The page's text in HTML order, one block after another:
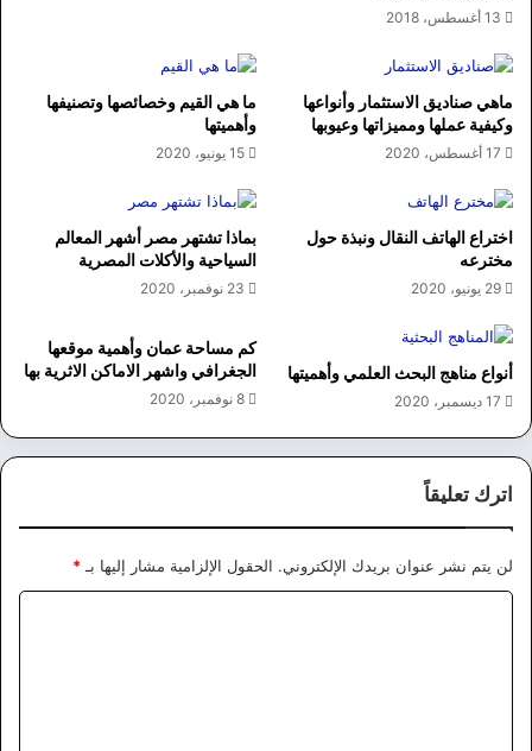
13 أغسطس، 2018
ماهي صناديق الاستثمار وأنواعها
وكيفية عملها ومميزاتها وعيوبها
17 أغسطس، 2020
ما هي القيم وخصائصها وتصنيفها
وأهميتها
15 يونيو، 2020
اختراع الهاتف النقال ونبذة حول
مخترعه
29 يونيو، 2020
بماذا تشتهر مصر أشهر المعالم
السياحية والأكلات المصرية
23 نوفمبر، 2020
أنواع مناهج البحث العلمي وأهميتها
17 ديسمبر، 2020
كم مساحة عمان وأهمية موقعها
الجغرافي واشهر الاماكن الاثرية بها
8 نوفمبر، 2020
اترك تعليقاً
لن يتم نشر عنوان بريدك الإلكتروني. الحقول الإلزامية مشار إليها بـ *